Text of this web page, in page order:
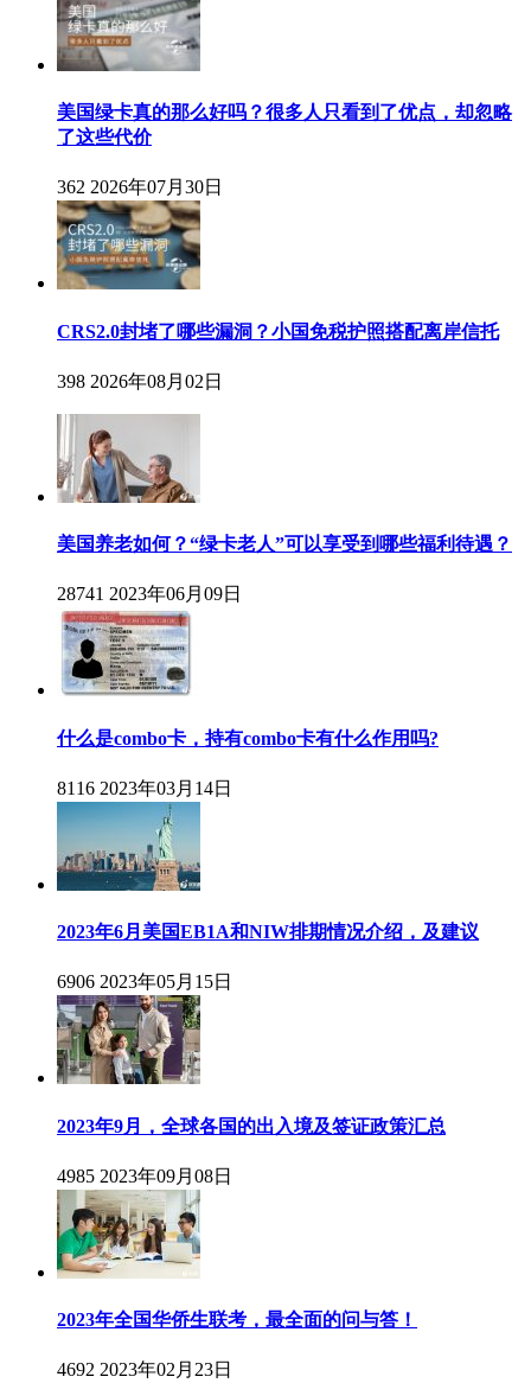
美国绿卡真的那么好吗？很多人只看到了优点，却忽略
了这些代价
362 2026年07月30日
CRS2.0封堵了哪些漏洞？小国免税护照搭配离岸信托
398 2026年08月02日
美国养老如何？“绿卡老人”可以享受到哪些福利待遇？
28741 2023年06月09日
什么是combo卡，持有combo卡有什么作用吗?
8116 2023年03月14日
2023年6月美国EB1A和NIW排期情况介绍，及建议
6906 2023年05月15日
2023年9月，全球各国的出入境及签证政策汇总
4985 2023年09月08日
2023年全国华侨生联考，最全面的问与答！
4692 2023年02月23日